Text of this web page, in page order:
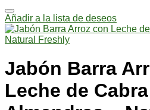
Añadir a la lista de deseos
Jabón Barra
Leche de